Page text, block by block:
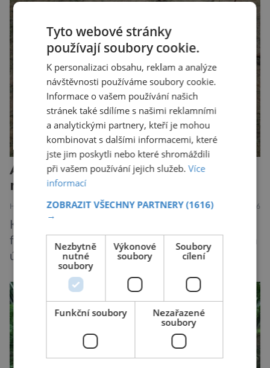
Přesto není stále zcela jasné, nakolik se mutace
vzniklé ozářením přenášejí na potomstvo. Před
pěti lety, těsně před 35. výročím výbuchu
Černobylské jaderné elektrárny, […]
Archeologové odkryli pozůstatky
místa nacistické zvůle na Moravě
HISTORIE 22.7.2026
Koncentrační tábor v jihočeských Letech,
fungující jako takzvaný cikánský tábor, nebyl na
území Protektorátu Čechy a Morava jediný
takový. Další se nacházel na Moravě, konkrétně
v Hodoníně u Kunštátu. Jeho pozůstatky byly
nedávno odkrývány archeology. Někteří z asi
1400 Romů a Sintů, kteří byli v táboře
internováni, v něm vydechli naposledy. Jiné
čekal transport do […]
Tyto webové stránky
používají soubory cookie.
K personalizaci obsahu, reklam a analýze
návštěvnosti používáme soubory cookie.
Informace o vašem používání našich
stránek také sdílíme s našimi reklamními
a analytickými partnery, kteří je mohou
kombinovat s dalšími informacemi, které
jste jim poskytli nebo které shromáždili
při vašem používání jejich služeb.Více
informací
ZOBRAZIT VŠECHNY PARTNERY(1616)
→
Nezbytně
nutné
soubory
Výkonové
soubory
Soubory
cílení
Funkční soubory
Nezařazené
soubory